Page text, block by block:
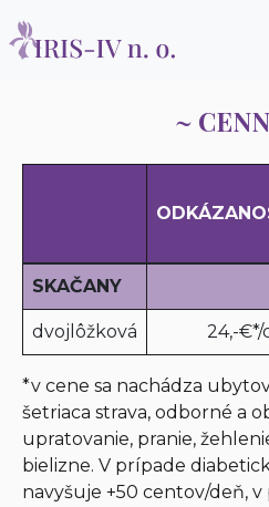
~
SKAČANY
dvojlôžková 24,-€*/
*v cene sa nachádza
šetriaca strava, odborné a
upratovanie, pranie,
bielizne. V prípade
navyšuje +50 centov/deň,